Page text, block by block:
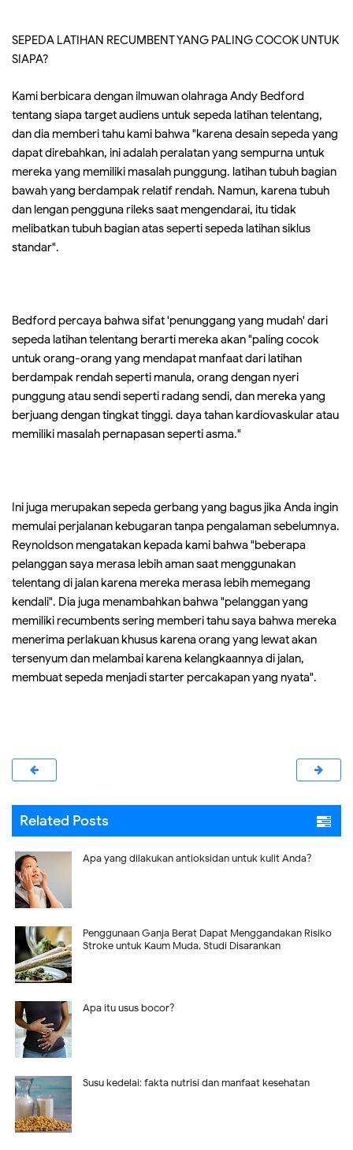
SEPEDA LATIHAN RECUMBENT YANG PALING COCOK UNTUK
SIAPA?
Kami berbicara dengan ilmuwan olahraga Andy Bedford
tentang siapa target audiens untuk sepeda latihan telentang,
dan dia memberi tahu kami bahwa "karena desain sepeda yang
dapat direbahkan, ini adalah peralatan yang sempurna untuk
mereka yang memiliki masalah punggung. latihan tubuh bagian
bawah yang berdampak relatif rendah. Namun, karena tubuh
dan lengan pengguna rileks saat mengendarai, itu tidak
melibatkan tubuh bagian atas seperti sepeda latihan siklus
standar".
Bedford percaya bahwa sifat 'penunggang yang mudah' dari
sepeda latihan telentang berarti mereka akan "paling cocok
untuk orang-orang yang mendapat manfaat dari latihan
berdampak rendah seperti manula, orang dengan nyeri
punggung atau sendi seperti radang sendi, dan mereka yang
berjuang dengan tingkat tinggi. daya tahan kardiovaskular atau
memiliki masalah pernapasan seperti asma."
Ini juga merupakan sepeda gerbang yang bagus jika Anda ingin
memulai perjalanan kebugaran tanpa pengalaman sebelumnya.
Reynoldson mengatakan kepada kami bahwa "beberapa
pelanggan saya merasa lebih aman saat menggunakan
telentang di jalan karena mereka merasa lebih memegang
kendali". Dia juga menambahkan bahwa "pelanggan yang
memiliki recumbents sering memberi tahu saya bahwa mereka
menerima perlakuan khusus karena orang yang lewat akan
tersenyum dan melambai karena kelangkaannya di jalan,
membuat sepeda menjadi starter percakapan yang nyata".
Related Posts
Apa yang dilakukan antioksidan untuk kulit Anda?
Penggunaan Ganja Berat Dapat Menggandakan Risiko
Stroke untuk Kaum Muda, Studi Disarankan
Apa itu usus bocor?
Susu kedelai: fakta nutrisi dan manfaat kesehatan